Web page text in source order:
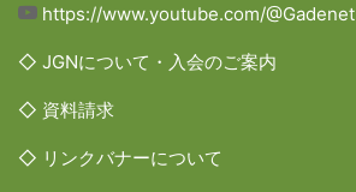
https://www.youtube.com/@Gadenet
◇ JGNについて・入会のご案内
◇ 資料請求
◇ リンクバナーについて